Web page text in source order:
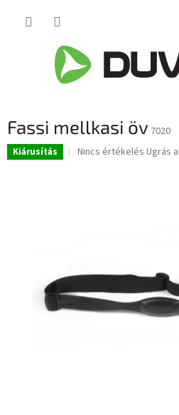
Fassi mellkasi öv 7020
Kiárusítás
A
Nincs értékelés Ugrás